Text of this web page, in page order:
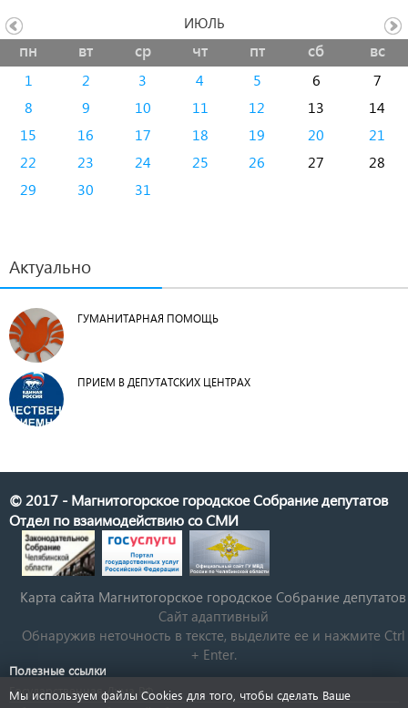
пн вт ср чт пт сб вс
1 2 3 4 5 6
7
8
9 10 11 12 13
14
15
16 17 18 19 20
21
22
23 24 25 26 27
28
29
30 31
ИЮЛЬ
Актуально
ГУМАНИТАРНАЯ ПОМОЩЬ
ПРИЕМ В ДЕПУТАТСКИХ ЦЕНТРАХ
© 2017 - Магнитогорское городское Собрание депутатов
Отдел по взаимодействию со СМИ
Карта сайта Магнитогорское городское Cобрание депутатов
Сайт адаптивный
Обнаружив неточность в тексте, выделите ее и нажмите Ctrl
+ Enter.
Полезные ссылки
Государственная Дума РФ
Мы используем файлы Cookies для того, чтобы сделать Ваше